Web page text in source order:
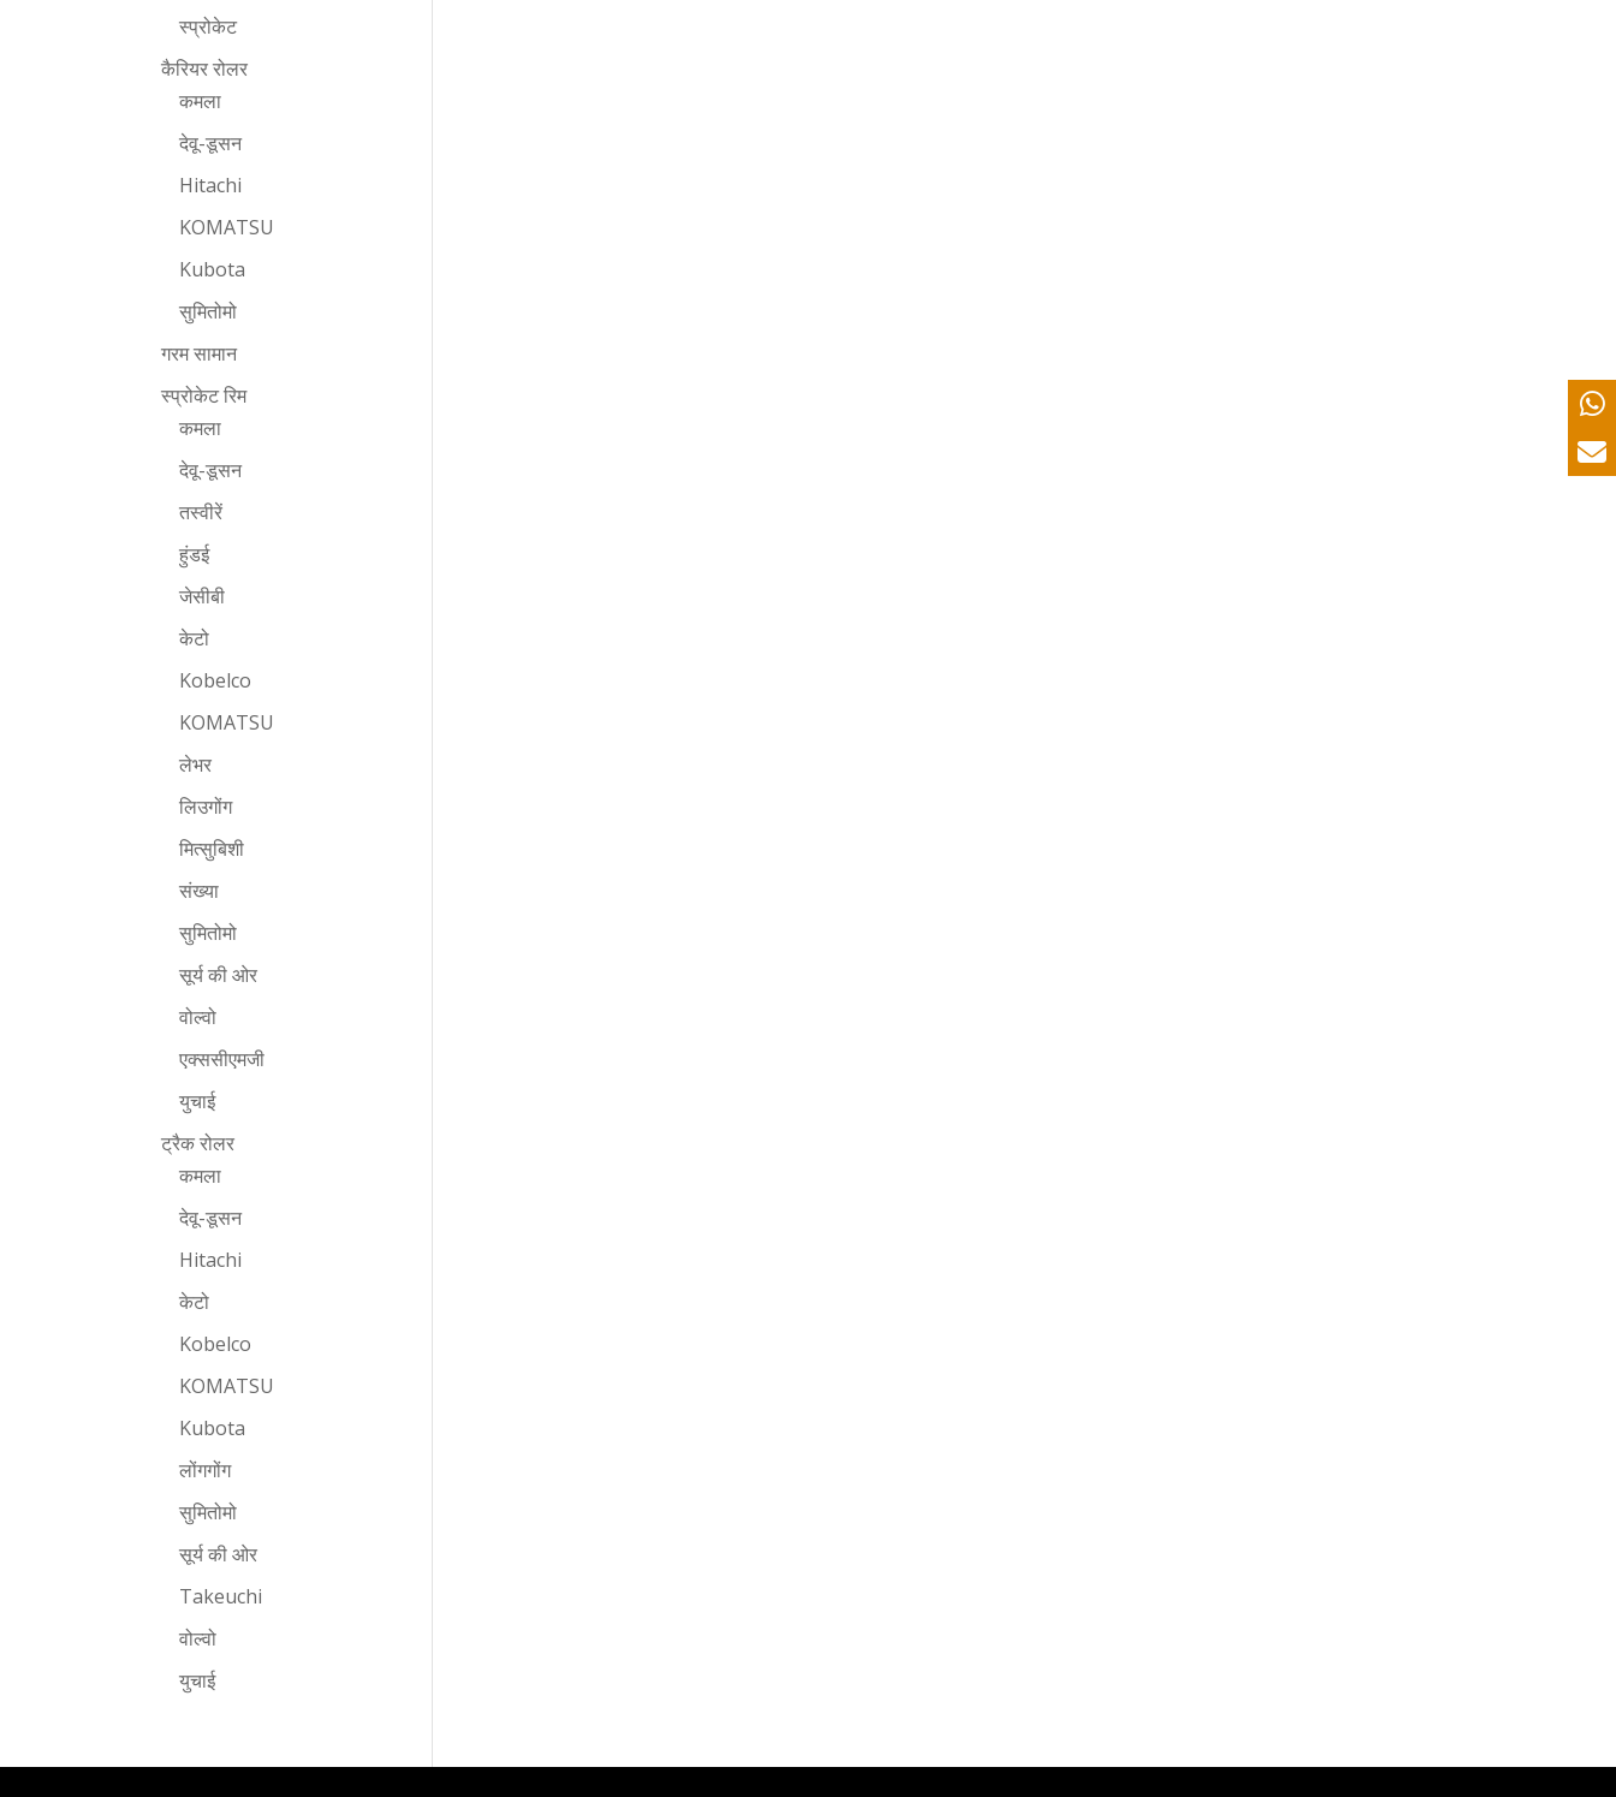
स्प्रोकेट
कैरियर रोलर
कमला
देवू-डूसन
Hitachi
KOMATSU
Kubota
सुमितोमो
गरम सामान
स्प्रोकेट रिम
कमला
देवू-डूसन
तस्वीरें
हुंडई
जेसीबी
केटो
Kobelco
KOMATSU
लेभर
लिउगोंग
मित्सुबिशी
संख्या
सुमितोमो
सूर्य की ओर
वोल्वो
एक्ससीएमजी
युचाई
ट्रैक रोलर
कमला
देवू-डूसन
Hitachi
केटो
Kobelco
KOMATSU
Kubota
लोंगगोंग
सुमितोमो
सूर्य की ओर
Takeuchi
वोल्वो
युचाई